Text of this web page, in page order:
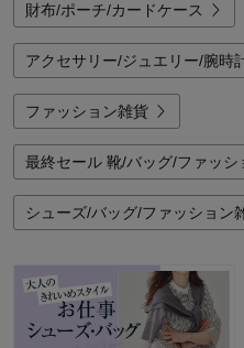
財布/ポーチ/カードケース
アクセサリー/ジュエリー/腕時
ファッション雑貨
最終セール 靴/バッグ/ファッシ
シューズ/バッグ/ファッション